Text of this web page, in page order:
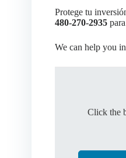
Protege tu
480-270-2935para
We can help you
Click the